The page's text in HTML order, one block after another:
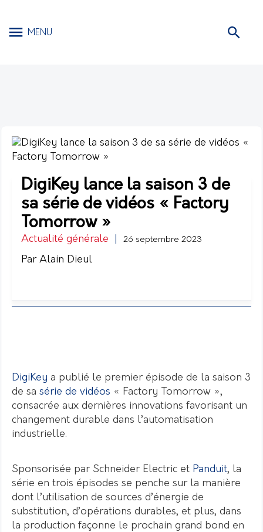
MENU
DigiKey lance la saison 3 de
sa série de vidéos « Factory
Tomorrow »
Actualité générale 26 septembre 2023
Par Alain Dieul
DigiKey a publié le premier épisode de la saison 3
de sa série de vidéos « Factory Tomorrow »,
consacrée aux dernières innovations favorisant un
changement durable dans l’automatisation
industrielle.
Sponsorisée par Schneider Electric et Panduit, la
série en trois épisodes se penche sur la manière
dont l’utilisation de sources d’énergie de
substitution, d’opérations durables, et plus, dans
la production façonne le prochain grand bond en